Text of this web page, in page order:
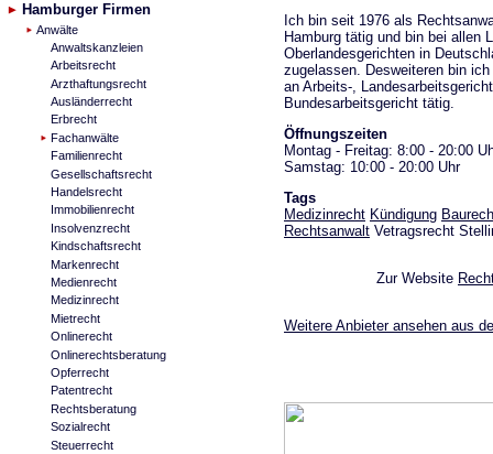
Hamburger Firmen
Anwälte
Anwaltskanzleien
Arbeitsrecht
Arzthaftungsrecht
Ausländerrecht
Erbrecht
Fachanwälte
Familienrecht
Gesellschaftsrecht
Handelsrecht
Immobilienrecht
Insolvenzrecht
Kindschaftsrecht
Markenrecht
Medienrecht
Medizinrecht
Mietrecht
Onlinerecht
Onlinerechtsberatung
Opferrecht
Patentrecht
Rechtsberatung
Sozialrecht
Steuerrecht
Ich bin seit 1976 als
Hamburg tätig und bin bei allen
Oberlandesgerichten in
zugelassen. Desweiteren bin
an Arbeits-,
Bundesarbeitsgericht tätig.
Öffnungszeiten
Montag - Freitag: 8:00 - 20:00
Samstag: 10:00 - 20:00 Uhr
Tags
Medizinrecht Kündigung
Rechtsanwalt Vetragsrecht
Zur Website
Weitere Anbieter ansehen aus